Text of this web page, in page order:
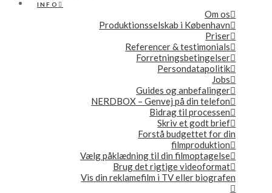
INFO
Om os
Produktionsselskab i København
Priser
Referencer & testimonials
Forretningsbetingelser
Persondatapolitik
Jobs
Guides og anbefalinger
NERDBOX – Genvej på din telefon
Bidrag til processen
Skriv et godt brief
Forstå budgettet for din
filmproduktion
Vælg påklædning til din filmoptagelse
Brug det rigtige videoformat
Vis din reklamefilm i TV eller biografen